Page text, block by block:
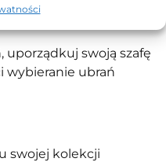
uporządkuj swoją szafę
wybieranie ubrań
swojej kolekcji